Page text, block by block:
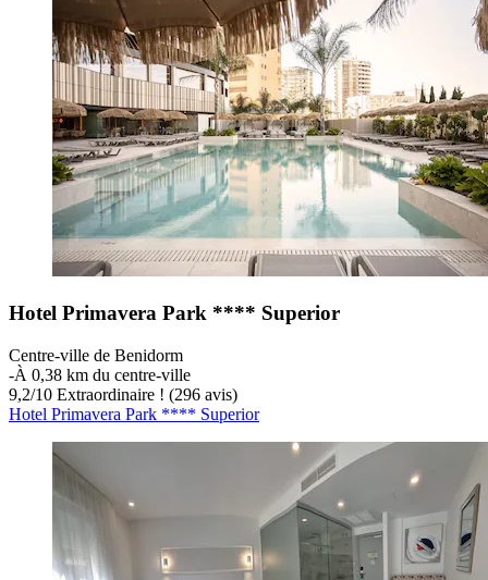
Hotel Primavera Park **** Superior
Centre-ville de Benidorm
‐À 0,38 km du centre-ville
9,2/10 Extraordinaire ! (296 avis)
Hotel Primavera Park **** Superior